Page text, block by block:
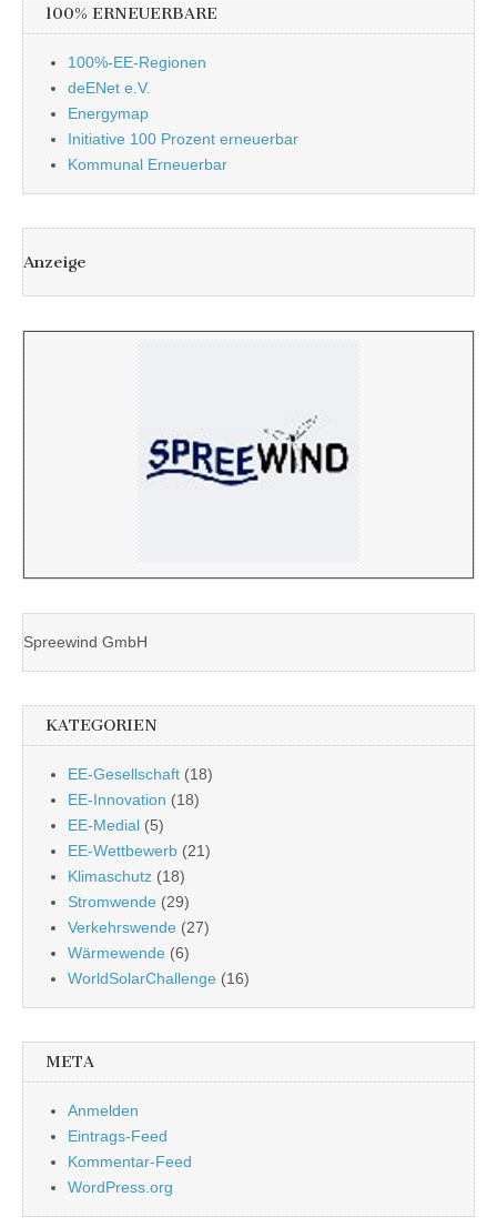
100% ERNEUERBARE
100%-EE-Regionen
deENet e.V.
Energymap
Initiative 100 Prozent erneuerbar
Kommunal Erneuerbar
Anzeige
Spreewind GmbH
KATEGORIEN
EE-Gesellschaft (18)
EE-Innovation (18)
EE-Medial (5)
EE-Wettbewerb (21)
Klimaschutz (18)
Stromwende (29)
Verkehrswende (27)
Wärmewende (6)
WorldSolarChallenge (16)
META
Anmelden
Eintrags-Feed
Kommentar-Feed
WordPress.org